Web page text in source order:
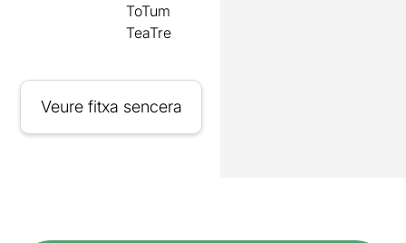
ToTum
TeaTre
Veure fitxa sencera